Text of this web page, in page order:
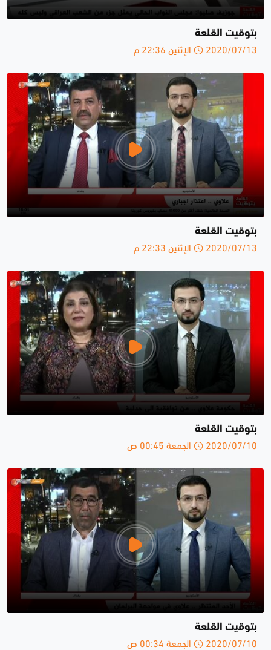
بتوقيت القلعة
2020/07/13 الإثنين 22:36 م
بتوقيت القلعة
2020/07/13 الإثنين 22:33 م
بتوقيت القلعة
2020/07/10 الجمعة 00:45 ص
بتوقيت القلعة
2020/07/10 الجمعة 00:34 ص